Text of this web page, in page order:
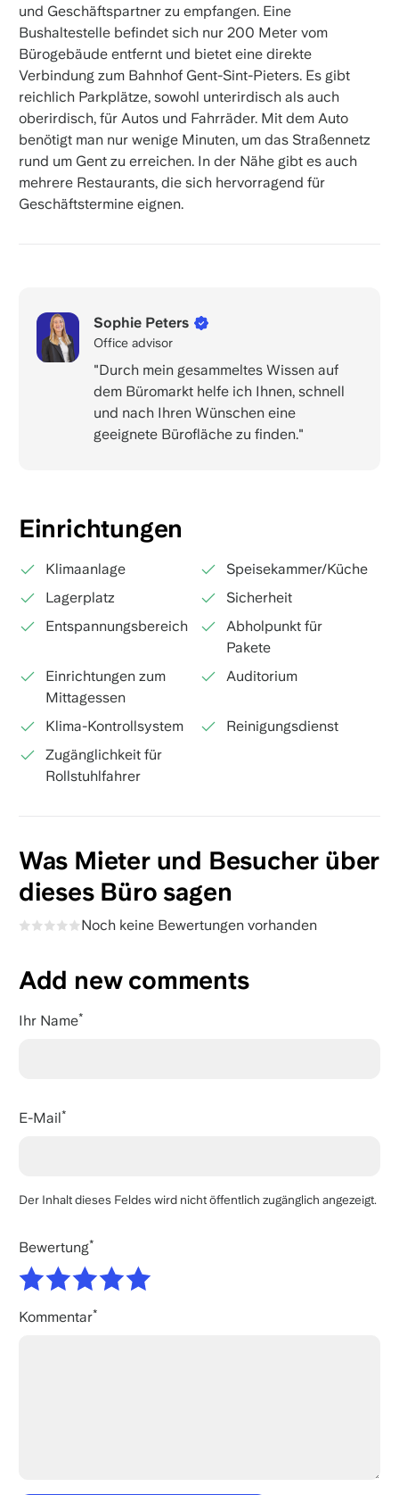
und Geschäftspartner zu empfangen. Eine
Bushaltestelle befindet sich nur 200 Meter vom
Bürogebäude entfernt und bietet eine direkte
Verbindung zum Bahnhof Gent-Sint-Pieters. Es gibt
reichlich Parkplätze, sowohl unterirdisch als auch
oberirdisch, für Autos und Fahrräder. Mit dem Auto
benötigt man nur wenige Minuten, um das Straßennetz
rund um Gent zu erreichen. In der Nähe gibt es auch
mehrere Restaurants, die sich hervorragend für
Geschäftstermine eignen.
Sophie Peters
Office advisor
"Durch mein gesammeltes Wissen auf
dem Büromarkt helfe ich Ihnen, schnell
und nach Ihren Wünschen eine
geeignete Bürofläche zu finden."
Einrichtungen
Klimaanlage
Speisekammer/Küche
Lagerplatz
Sicherheit
Entspannungsbereich
Abholpunkt für
Pakete
Einrichtungen zum
Mittagessen
Auditorium
Klima-Kontrollsystem
Reinigungsdienst
Zugänglichkeit für
Rollstuhlfahrer
Was Mieter und Besucher über
dieses Büro sagen
Noch keine Bewertungen vorhanden
Add new comments
Ihr Name
E-Mail
Der Inhalt dieses Feldes wird nicht öffentlich zugänglich angezeigt.
Bewertung
Kommentar